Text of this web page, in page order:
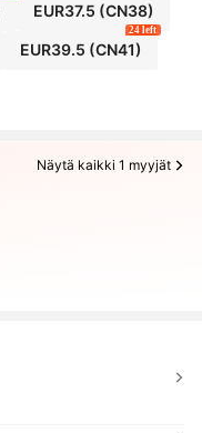
EUR37.5 (CN38)
EUR39.5 (CN41)
24 left
Näytä kaikki 1 myyjät